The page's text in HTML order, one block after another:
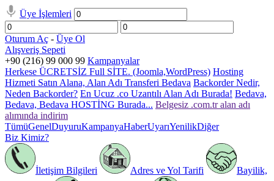
Üye İşlemleri
Oturum Aç - Üye Ol
Alışveriş Sepeti
+90 (216) 99 000 99 Kampanyalar
Herkese ÜCRETSİZ Full SİTE. (Joomla,WordPress) Hosting
Hizmeti Satın Alana, Alan Adı Transferi Bedava Backorder Nedir,
Neden Backorder? En Ucuz .co Uzantılı Alan Adı Burada! Bedava,
Bedava, Bedava HOSTİNG Burada... Belgesiz .com.tr alan adı
alımında indirim
TümüGenelDuyuruKampanyaHaberUyarıYenilikDiğer
Biz Kimiz?
İletişim Bilgileri Adres ve Yol Tarifi Bayilik,